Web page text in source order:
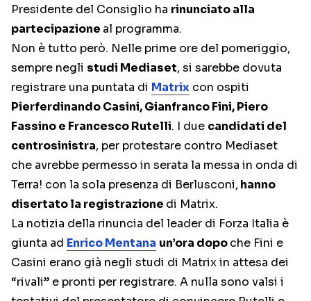
Presidente del Consiglio ha rinunciato alla
partecipazione al programma.
Non è tutto però. Nelle prime ore del pomeriggio,
sempre negli studi Mediaset, si sarebbe dovuta
registrare una puntata di Matrix con ospiti
Pierferdinando Casini, Gianfranco Fini, Piero
Fassino e Francesco Rutelli. I due candidati del
centrosinistra, per protestare contro Mediaset
che avrebbe permesso in serata la messa in onda di
Terra! con la sola presenza di Berlusconi, hanno
disertato la registrazione di Matrix.
La notizia della rinuncia del leader di Forza Italia è
giunta ad Enrico Mentana un’ora dopoche Fini e
Casini erano già negli studi di Matrix in attesa dei
“rivali” e pronti per registrare. A nulla sono valsi i